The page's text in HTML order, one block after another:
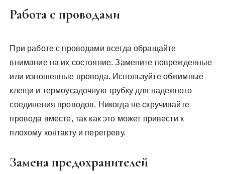
Работа с проводами
При работе с проводами всегда обращайте
внимание на их состояние. Замените поврежденные
или изношенные провода. Используйте обжимные
клещи и термоусадочную трубку для надежного
соединения проводов. Никогда не скручивайте
провода вместе, так как это может привести к
плохому контакту и перегреву.
Замена предохранителей